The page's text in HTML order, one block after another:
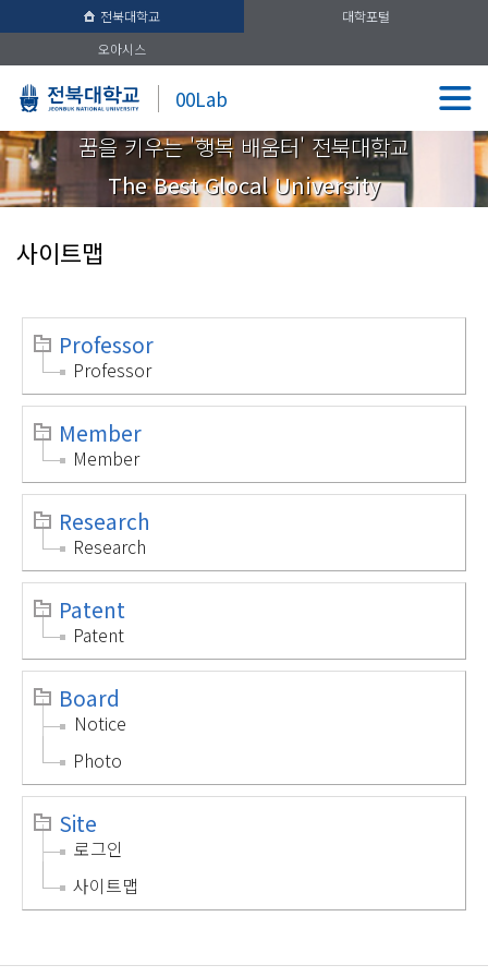
전북대학교
대학포털
오아시스
00Lab
꿈을 키우는 '행복 배움터' 전북대학교
The Best Glocal University
사이트맵
Professor
Professor
Member
Member
Research
Research
Patent
Patent
Board
Notice
Photo
Site
로그인
사이트맵